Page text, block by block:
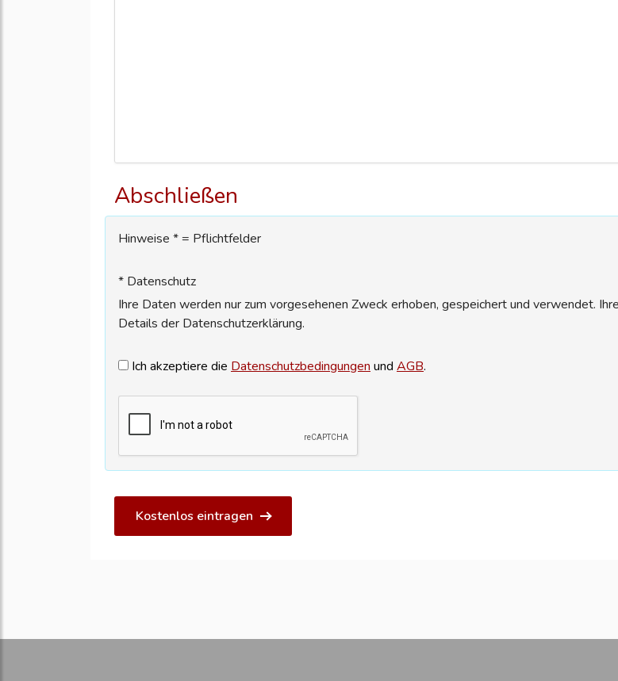
Abschließen
Hinweise * = Pflichtfelder
* Datenschutz
Ihre Daten werden nur zum vorgesehenen Zweck erhoben, gespeichert und verwendet.
Details der Datenschutzerklärung.
Ich akzeptiere die Datenschutzbedingungen und AGB.
Kostenlos eintragen